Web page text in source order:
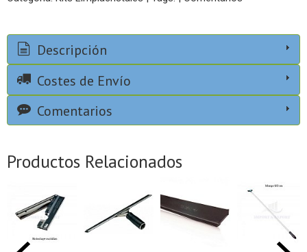
Descripción
Costes de Envío
Comentarios
Productos Relacionados